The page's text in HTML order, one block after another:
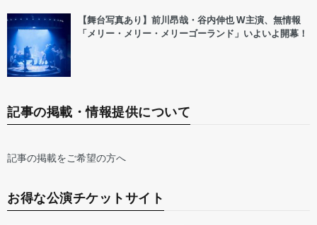
【舞台写真あり】前川昂哉・谷内伸也 W主演、無情報
「メリー・メリー・メリーゴーランド」いよいよ開幕！
記事の掲載・情報提供について
記事の掲載をご希望の方へ
お得な公演チケットサイト